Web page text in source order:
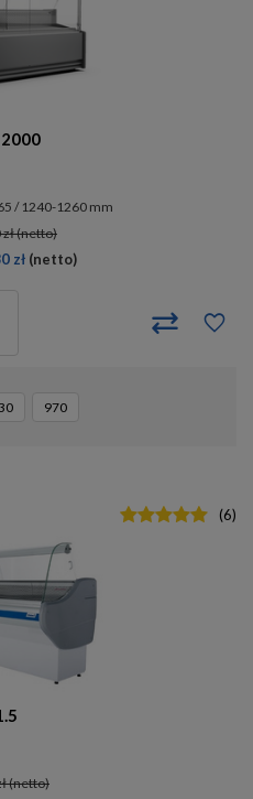
2000
/ 1240-1260 mm
(netto)
zł (netto)
970
(netto)
(6)